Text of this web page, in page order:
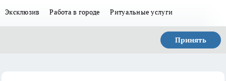
Эксклюзив Работа в городе Ритуальные услуги
Принять